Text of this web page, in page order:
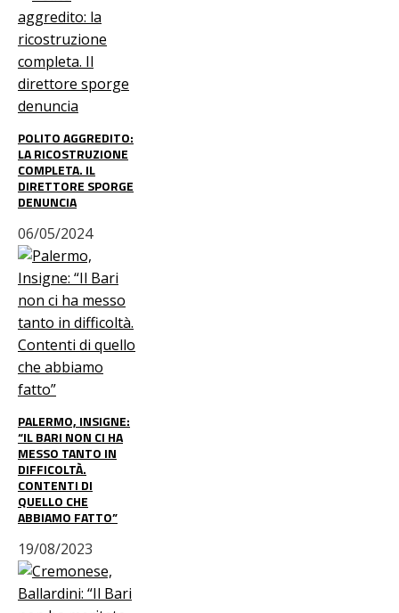
POLITO AGGREDITO:
LA RICOSTRUZIONE
COMPLETA. IL
DIRETTORE SPORGE
DENUNCIA
06/05/2024
PALERMO, INSIGNE:
“IL BARI NON CI HA
MESSO TANTO IN
DIFFICOLTÀ.
CONTENTI DI
QUELLO CHE
ABBIAMO FATTO”
19/08/2023